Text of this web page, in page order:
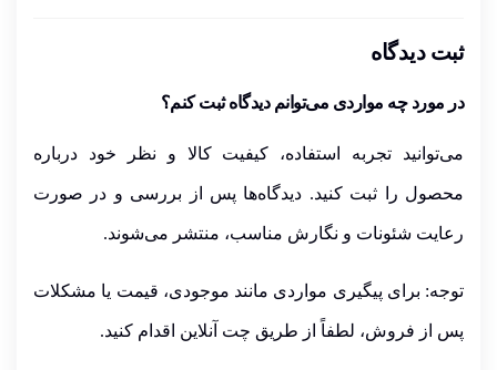
ثبت دیدگاه
در مورد چه مواردی می‌توانم دیدگاه ثبت کنم؟
می‌توانید تجربه استفاده، کیفیت کالا و نظر خود درباره
محصول را ثبت کنید. دیدگاه‌ها پس از بررسی و در صورت
رعایت شئونات و نگارش مناسب، منتشر می‌شوند.
توجه: برای پیگیری مواردی مانند موجودی، قیمت یا مشکلات
پس از فروش، لطفاً از طریق چت آنلاین اقدام کنید.